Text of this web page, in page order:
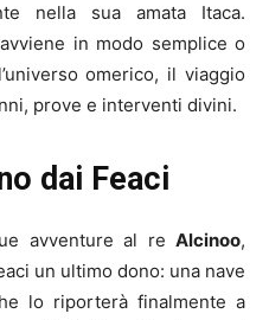
nella sua amata Itaca.
in modo semplice o
omerico, il viaggio
prove e interventi divini.
dai Feaci
avventure al re Alcinoo,
un ultimo dono: una nave
lo riporterà finalmente a